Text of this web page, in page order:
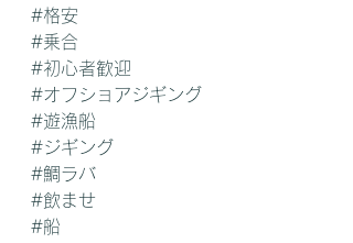
#格安
#乗合
#初心者歓迎
#オフショアジギング
#遊漁船
#ジギング
#鯛ラバ
#飲ませ
#船